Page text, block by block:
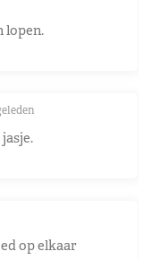
lopen.
op elkaar